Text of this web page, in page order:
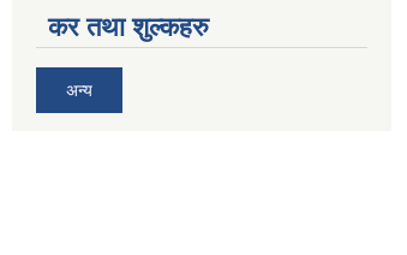
कर तथा शुल्कहरु
अन्य